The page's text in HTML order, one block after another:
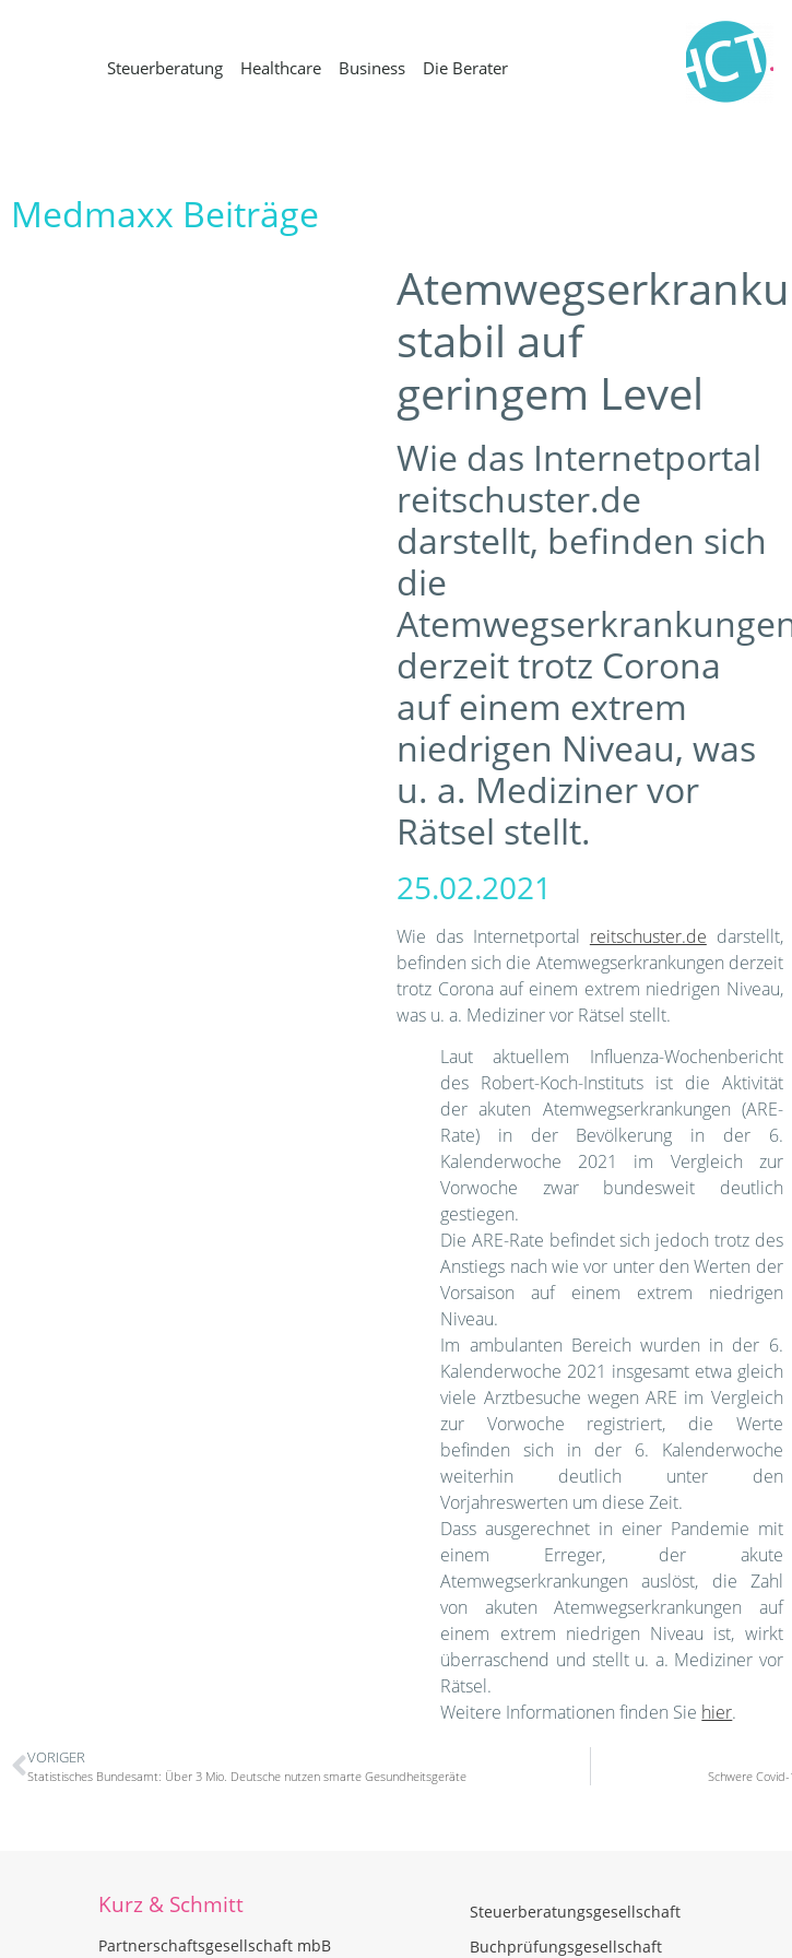
Steuerberatung Healthcare Business Die Berater
Medmaxx Beiträge
stabil auf
geringem Level
Wie das Internetportal
reitschuster.de
darstellt, befinden sich
die
derzeit trotz Corona
auf einem extrem
niedrigen Niveau, was
u. a. Mediziner vor
Rätsel stellt.
25.02.2021
Wie das Internetportal reitschuster.de darstellt,
befinden sich die Atemwegserkrankungen derzeit
trotz Corona auf einem extrem niedrigen Niveau,
was u. a. Mediziner vor Rätsel stellt.
Laut aktuellem Influenza-Wochenbericht
des Robert-Koch-Instituts ist die Aktivität
der akuten Atemwegserkrankungen (ARE-
Rate) in der Bevölkerung in der 6.
Kalenderwoche 2021 im Vergleich zur
Vorwoche zwar bundesweit deutlich
gestiegen.
Die ARE-Rate befindet sich jedoch trotz des
Anstiegs nach wie vor unter den Werten der
Vorsaison auf einem extrem niedrigen
Niveau.
Im ambulanten Bereich wurden in der 6.
Kalenderwoche 2021 insgesamt etwa gleich
viele Arztbesuche wegen ARE im Vergleich
zur Vorwoche registriert, die Werte
befinden sich in der 6. Kalenderwoche
weiterhin deutlich unter den
Vorjahreswerten um diese Zeit.
Dass ausgerechnet in einer Pandemie mit
einem Erreger, der akute
Atemwegserkrankungen auslöst, die Zahl
von akuten Atemwegserkrankungen auf
einem extrem niedrigen Niveau ist, wirkt
überraschend und stellt u. a. Mediziner vor
Rätsel.
Weitere Informationen finden Sie hier.
VORIGER
Statistisches Bundesamt: Über 3 Mio. Deutsche nutzen smarte Gesundheitsgeräte Schwere
Kurz & Schmitt
Partnerschaftsgesellschaft mbB
Steuerberatungsgesellschaft
Buchprüfungsgesellschaft